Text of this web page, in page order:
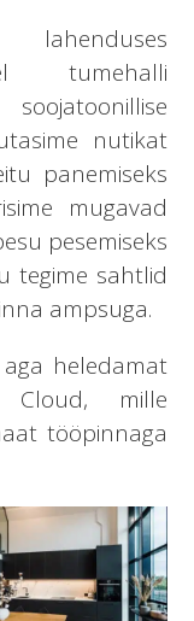
tumehalli
nutikat
panemiseks
mugavad
pesemiseks
tegime sahtlid
ampsuga.
heledamat
Cloud, mille
tööpinnaga